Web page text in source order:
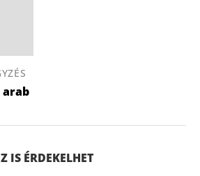
IS ÉRDEKELHET